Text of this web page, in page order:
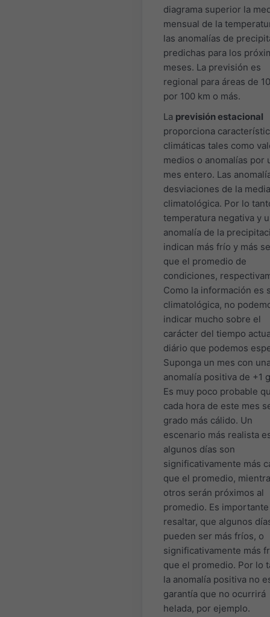
diagrama superior la
mensual de la
las anomalías de
predichas para los
meses. La previsión es
regional para áreas de
por 100 km o más.
La previsión estacional
proporciona
climáticas tales como
medios o anomalías por
mes entero. Las
desviaciones de la media
climatológica. Por lo
temperatura negativa y
anomalía de la
indican más frío y más
que el promedio de
condiciones,
Como la información es
climatológica, no
indicar mucho sobre el
carácter del tiempo
diário que podemos
Suponga un mes con
anomalía positiva de +1
Es muy poco probable
cada hora de este mes
grado más cálido. Un
escenario más realista
algunos días son
significativamente más
que el promedio,
otros serán próximos al
promedio. Es importante
resaltar, que algunos
pueden ser más fríos, o
significativamente más
que el promedio. Por lo
la anomalía positiva no
garantía que no ocurrirá
helada, por ejemplo.